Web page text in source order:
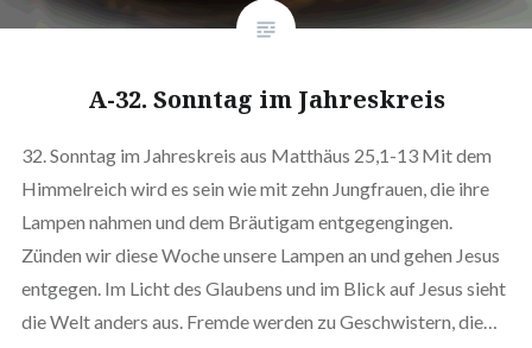
A-32. Sonntag im Jahreskreis
32. Sonntag im Jahreskreis aus Matthäus 25,1-13 Mit dem
Himmelreich wird es sein wie mit zehn Jungfrauen, die ihre
Lampen nahmen und dem Bräutigam entgegengingen.
Zünden wir diese Woche unsere Lampen an und gehen Jesus
entgegen. Im Licht des Glaubens und im Blick auf Jesus sieht
die Welt anders aus. Fremde werden zu Geschwistern, die…